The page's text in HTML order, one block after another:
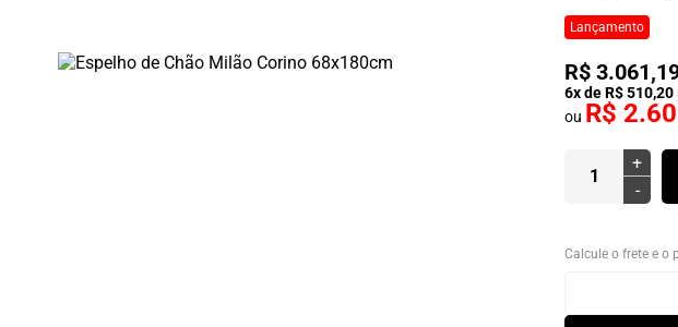
OUTLET
Lançamento
R$
6x de R$ 510,20
ou R$
+
-
Calcule o frete e o